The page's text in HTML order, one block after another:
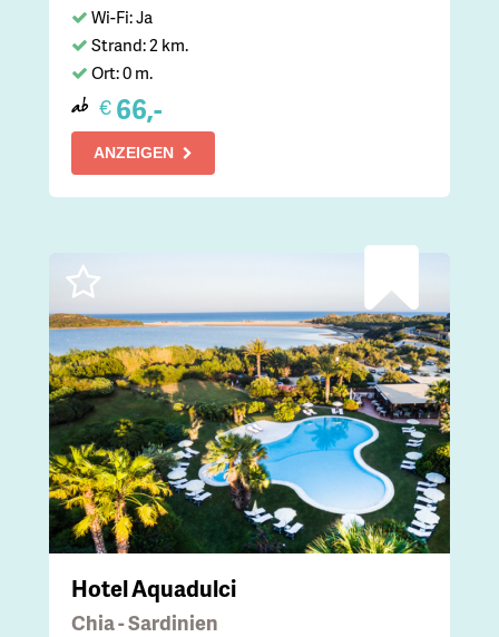
Wi-Fi: Ja
Strand: 2 km.
Ort: 0 m.
ab € 66,-
ANZEIGEN
Hotel Aquadulci
Chia - Sardinien